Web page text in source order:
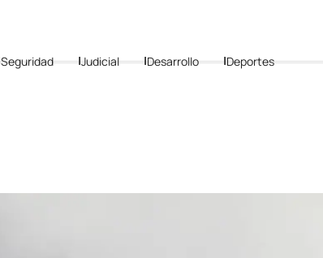
Seguridad Judicial Desarrollo Deportes